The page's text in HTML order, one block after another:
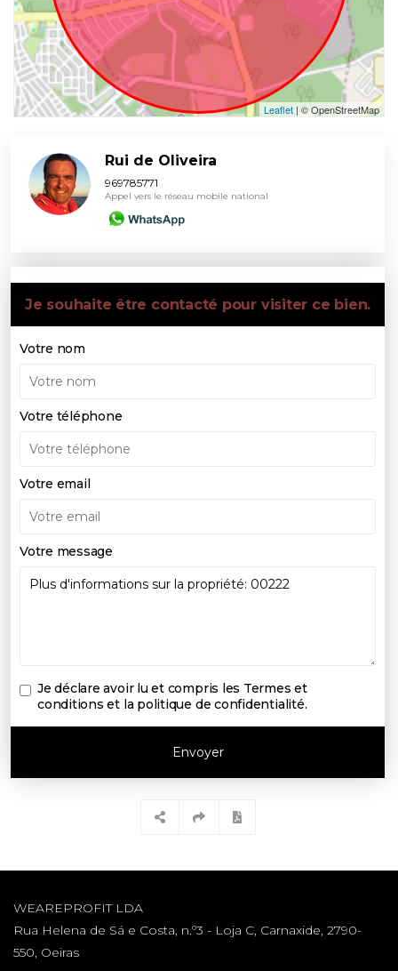
Leaflet | © OpenStreetMap
Rui de Oliveira
969785771
Appel vers le réseau mobile national
Je souhaite être contacté pour visiter ce bien.
Votre nom
Votre téléphone
Votre email
Votre message
Je déclare avoir lu et compris les Termes et
conditions et la politique de confidentialité.
Envoyer
WEAREPROFIT LDA
Rua Helena de Sá e Costa, n.º3 - Loja C, Carnaxide, 2790-
550, Oeiras